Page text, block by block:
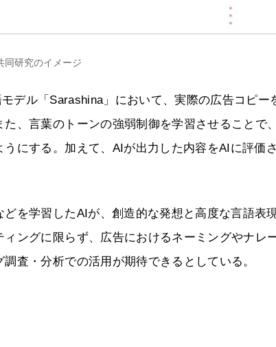
同研究のイメージ
デル「Sarashina」において、実際の広告コピー
、言葉のトーンの強弱制御を学習させることで
にする。加えて、AIが出力した内容をAIに評価
を学習したAIが、創造的な発想と高度な言語表
ングに限らず、広告におけるネーミングやナレ
査・分析での活用が期待できるとしている。